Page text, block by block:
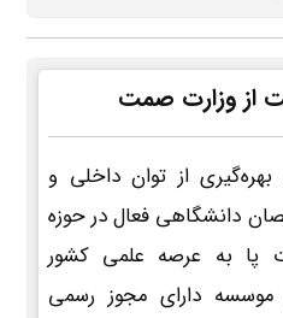
از وزارت صمت
از توان داخلی و
دانشگاهی فعال در حوزه
پا به عرصه علمی کشور
موسسه دارای مجوز رسمی